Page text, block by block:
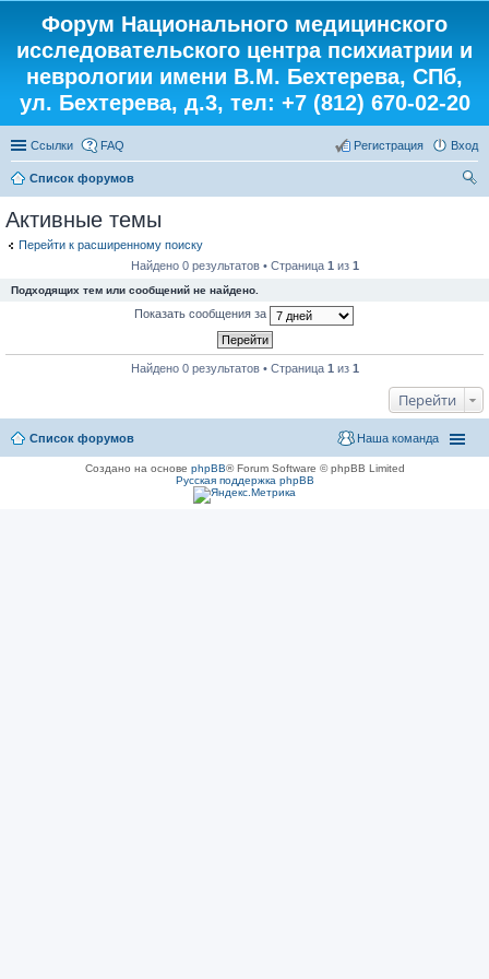
Форум Национального медицинского
исследовательского центра психиатрии и
неврологии имени В.М. Бехтерева, СПб,
ул. Бехтерева, д.3, тел: +7 (812) 670-02-20
Ссылки FAQ Вход
Регистрация
Список форумов
Активные темы
Перейти к расширенному поиску
Найдено 0 результатов • Страница 1 из 1
Подходящих тем или сообщений не найдено.
Показать сообщения за
Найдено 0 результатов • Страница 1 из 1
Перейти
Список форумов Наша команда
Создано на основе phpBB® Forum Software © phpBB Limited
Русская поддержка phpBB